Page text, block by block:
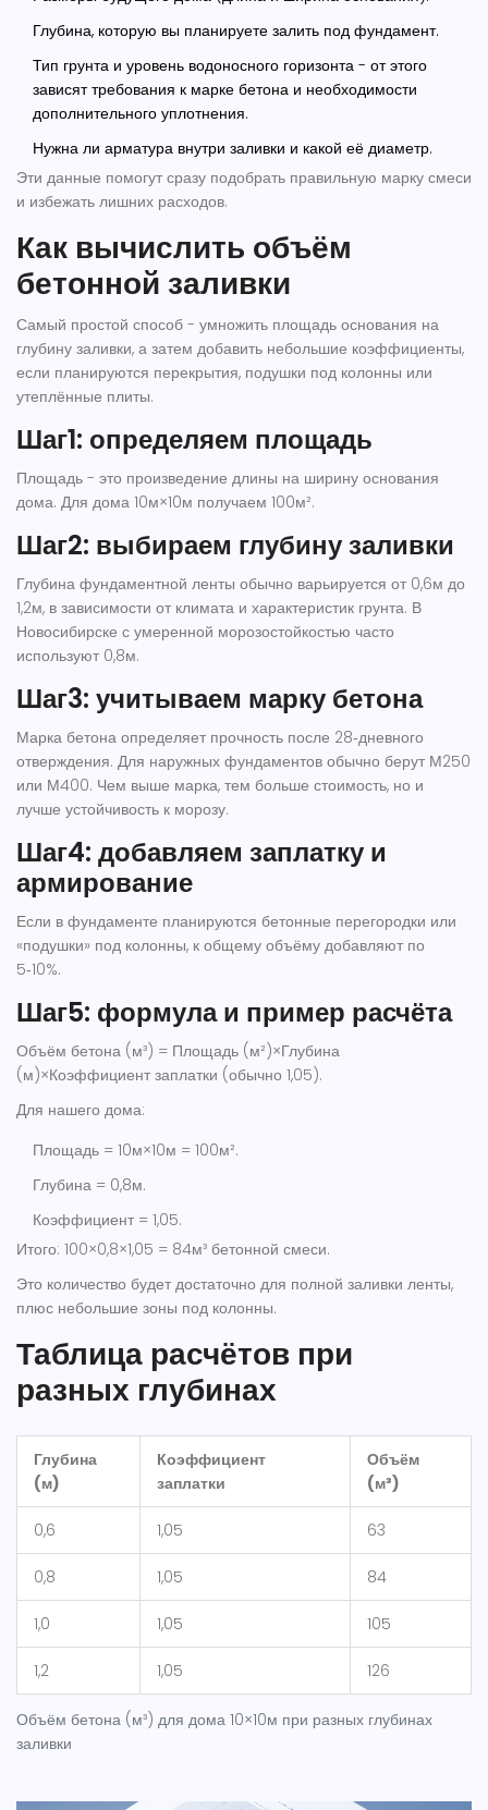
Глубина, которую вы планируете залить под фундамент.
Тип грунта и уровень водоносного горизонта - от этого
зависят требования к марке бетона и необходимости
дополнительного уплотнения.
Нужна ли арматура внутри заливки и какой её диаметр.
Эти данные помогут сразу подобрать правильную марку смеси
и избежать лишних расходов.
Как вычислить объём
бетонной заливки
Самый простой способ - умножить площадь основания на
глубину заливки, а затем добавить небольшие коэффициенты,
если планируются перекрытия, подушки под колонны или
утеплённые плиты.
Шаг1: определяем площадь
Площадь - это произведение длины на ширину основания
дома. Для дома 10м×10м получаем 100м².
Шаг2: выбираем глубину заливки
Глубина фундаментной ленты обычно варьируется от 0,6м до
1,2м, в зависимости от климата и характеристик грунта. В
Новосибирске с умеренной морозостойкостью часто
используют 0,8м.
Шаг3: учитываем марку бетона
Марка бетона определяет прочность после 28‑дневного
отверждения. Для наружных фундаментов обычно берут М250
или М400. Чем выше марка, тем больше стоимость, но и
лучше устойчивость к морозу.
Шаг4: добавляем заплатку и
армирование
Если в фундаменте планируются бетонные перегородки или
«подушки» под колонны, к общему объёму добавляют по
5‑10%.
Шаг5: формула и пример расчёта
Объём бетона (м³) = Площадь (м²)×Глубина
(м)×Коэффициент заплатки (обычно 1,05).
Для нашего дома:
Площадь = 10м×10м = 100м².
Глубина = 0,8м.
Коэффициент = 1,05.
Итого: 100×0,8×1,05 = 84м³ бетонной смеси.
Это количество будет достаточно для полной заливки ленты,
плюс небольшие зоны под колонны.
Таблица расчётов при
разных глубинах
Объём бетона (м³) для дома 10×10м при разных глубинах
заливки
Глубина
(м)
Коэффициент
заплатки
Объём
(м³)
0,6 1,05 63
0,8 1,05 84
1,0 1,05 105
1,2 1,05 126